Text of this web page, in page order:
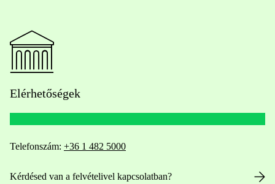
Elérhetőségek
Telefonszám: +36 1 482 5000
Kérdésed van a felvételivel kapcsolatban?